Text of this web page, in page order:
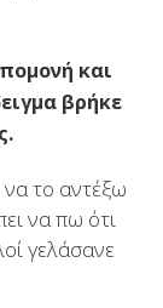
και
βρήκε
το αντέξω
να πω ότι
γελάσανε